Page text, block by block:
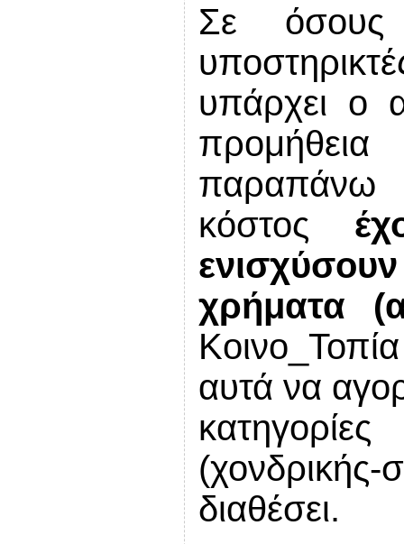
Σε
υπάρχει ο
κόστος
χρήματα
αυτά να
(χονδρικής-
διαθέσει.